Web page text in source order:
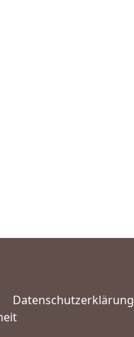
Datenschutzerklärung